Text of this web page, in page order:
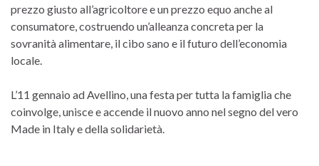
prezzo giusto all’agricoltore e un prezzo equo anche al
consumatore, costruendo un’alleanza concreta per la
sovranità alimentare, il cibo sano e il futuro dell’economia
locale.
L’11 gennaio ad Avellino, una festa per tutta la famiglia che
coinvolge, unisce e accende il nuovo anno nel segno del vero
Made in Italy e della solidarietà.